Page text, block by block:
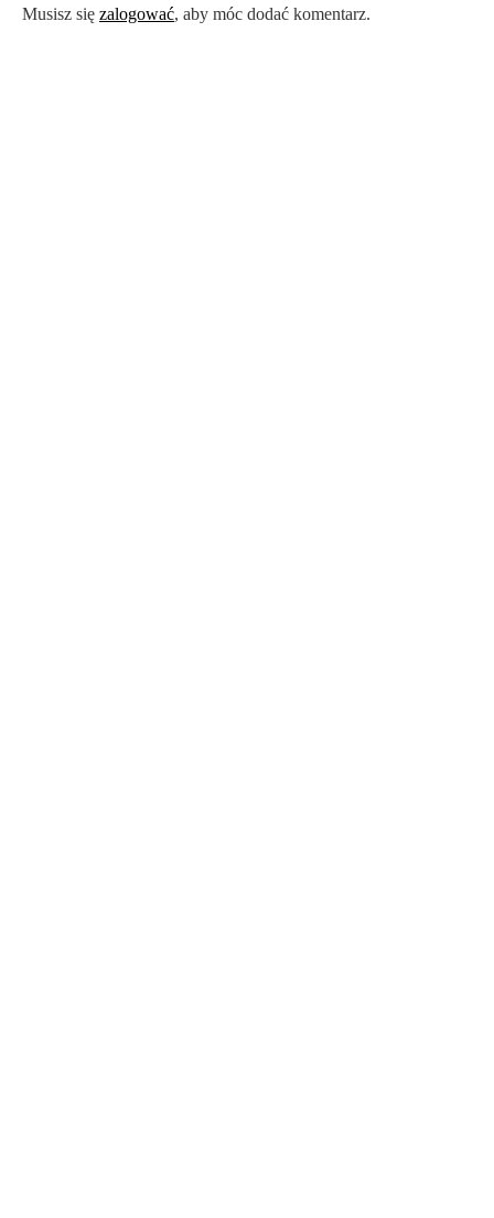
Musisz się zalogować, aby móc dodać komentarz.